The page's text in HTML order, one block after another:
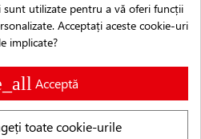
utilizate pentru a vă oferi funcții
Acceptați aceste cookie-uri
implicate?
Acceptă
toate cookie-urile